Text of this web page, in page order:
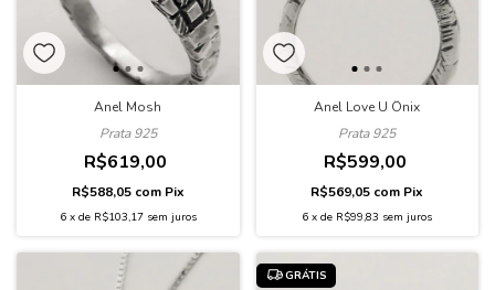
Anel Mosh
Prata 925
R$619,00
R$588,05 com Pix
6 x de R$103,17 sem juros
Anel Love U Ônix
Prata 925
R$599,00
R$569,05 com Pix
6 xde R$99,83 sem juros
GRÁTIS